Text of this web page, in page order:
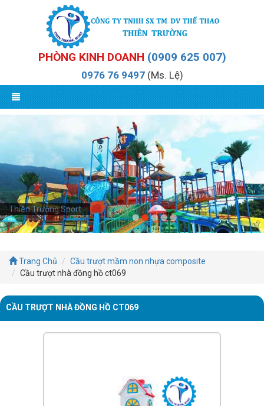
PHÒNG KINH DOANH (0909 625 007)
0976 76 9497(Ms. Lệ)
Thiên Trường Sport
Trang Chủ
Cầu trượt mầm non nhựa composite
Cầu trượt nhà đồng hồ ct069
CẦU TRƯỢT NHÀ ĐỒNG HỒ CT069